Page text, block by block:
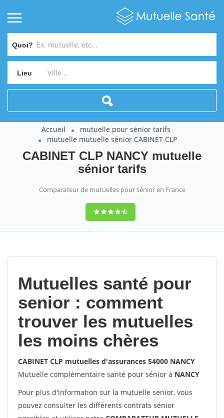
Quoi?
Lieu
Accueil
mutuelle pour sénior tarifs
mutuelle mutuelle sénior CABINET CLP
CABINET CLP NANCY mutuelle
sénior tarifs
Comparateur de mutuelles pour sénior en France
9,2(100%)452
Mutuelles santé pour
senior : comment
trouver les mutuelles
les moins chères
CABINET CLP mutuelles d'assurances 54000 NANCY
Mutuelle complémentaire santé pour sénior à NANCY
Pour plus d'information sur la mutuelle sénior, vous
pouvez consulter les différents contrats sénior